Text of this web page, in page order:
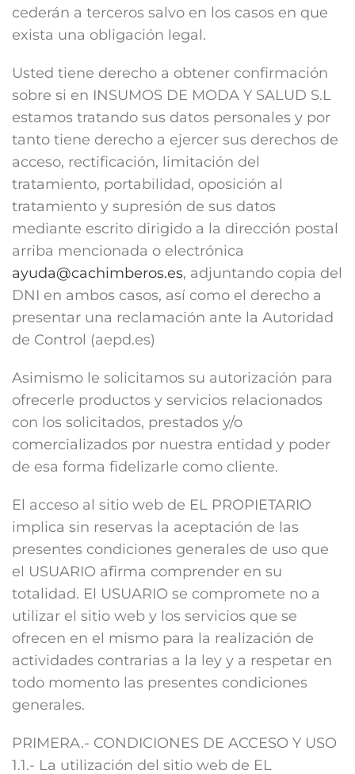
cederán a terceros salvo en los casos en que
exista una obligación legal.
Usted tiene derecho a obtener confirmación
sobre si en INSUMOS DE MODA Y SALUD S.L
estamos tratando sus datos personales y por
tanto tiene derecho a ejercer sus derechos de
acceso, rectificación, limitación del
tratamiento, portabilidad, oposición al
tratamiento y supresión de sus datos
mediante escrito dirigido a la dirección postal
arriba mencionada o electrónica
ayuda@cachimberos.es, adjuntando copia del
DNI en ambos casos, así como el derecho a
presentar una reclamación ante la Autoridad
de Control (aepd.es)
Asimismo le solicitamos su autorización para
ofrecerle productos y servicios relacionados
con los solicitados, prestados y/o
comercializados por nuestra entidad y poder
de esa forma fidelizarle como cliente.
El acceso al sitio web de EL PROPIETARIO
implica sin reservas la aceptación de las
presentes condiciones generales de uso que
el USUARIO afirma comprender en su
totalidad. El USUARIO se compromete no a
utilizar el sitio web y los servicios que se
ofrecen en el mismo para la realización de
actividades contrarias a la ley y a respetar en
todo momento las presentes condiciones
generales.
PRIMERA.- CONDICIONES DE ACCESO Y USO
1.1.- La utilización del sitio web de EL